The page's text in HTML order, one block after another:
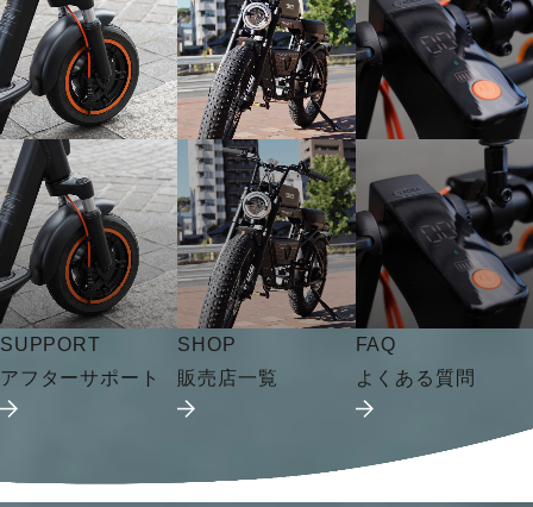
SUPPORT
アフターサポート
SHOP
販売店一覧
FAQ
よくある質問